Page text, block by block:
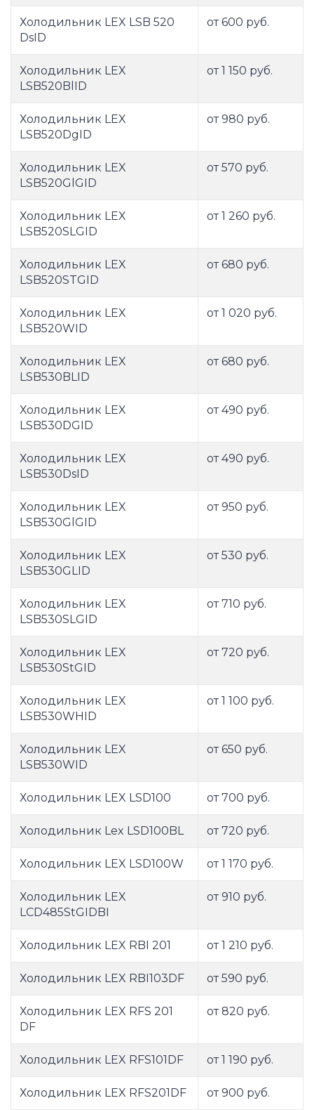
Холодильник LEX LSB 520
DsID
от 600 руб.
Холодильник LEX
LSB520BlID
от 1 150 руб.
Холодильник LEX
LSB520DgID
от 980 руб.
Холодильник LEX
LSB520GlGID
от 570 руб.
Холодильник LEX
LSB520SLGID
от 1 260 руб.
Холодильник LEX
LSB520STGID
от 680 руб.
Холодильник LEX
LSB520WID
от 1 020 руб.
Холодильник LEX
LSB530BLID
от 680 руб.
Холодильник LEX
LSB530DGID
от 490 руб.
Холодильник LEX
LSB530DsID
от 490 руб.
Холодильник LEX
LSB530GlGID
от 950 руб.
Холодильник LEX
LSB530GLID
от 530 руб.
Холодильник LEX
LSB530SLGID
от 710 руб.
Холодильник LEX
LSB530StGID
от 720 руб.
Холодильник LEX
LSB530WHID
от 1 100 руб.
Холодильник LEX
LSB530WID
от 650 руб.
Холодильник LEX LSD100 от 700 руб.
Холодильник Lex LSD100BL от 720 руб.
Холодильник LEX LSD100W от 1 170 руб.
Холодильник LEX
LСD485StGIDBI
от 910 руб.
Холодильник LEX RBI 201 от 1 210 руб.
Холодильник LEX RBI103DF от 590 руб.
Холодильник LEX RFS 201
DF
от 820 руб.
Холодильник LEX RFS101DF от 1 190 руб.
Холодильник LEX RFS201DF от 900 руб.